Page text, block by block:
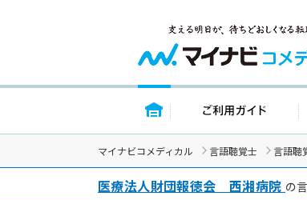
トップページ
マイナビコメディカル 言語聴覚士 言語聴
医療法人財団報徳会 西湘病院 の